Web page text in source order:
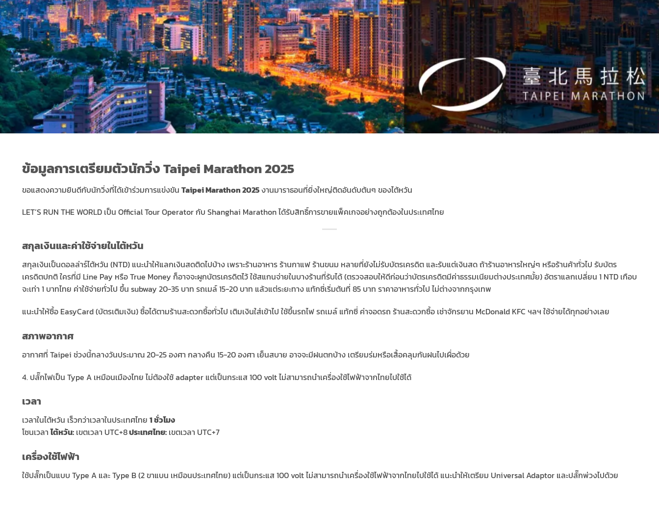
ข้อมูลการเตรียมตัวนักวิ่ง Taipei Marathon 2025
ขอแสดงความยินดีกับนักวิ่งที่ได้เข้าร่วมการแข่งขัน Taipei Marathon 2025งานมาราธอนที่ยิ่งใหญ่ติดอันดับต้นๆ ของไต้หวัน
LET’S RUN THE WORLD เป็น Official Tour Operator กับ Shanghai Marathon ได้รับสิทธิ์การขายแพ็คเกจอย่างถูกต้องในประเทศไทย
สกุลเงินและค่าใช้จ่ายในไต้หวัน
สกุลเงินเป็นดอลล่าร์ไต้หวัน (NTD) แนะนำให้แลกเงินสดติดไปบ้าง เพราะร้านอาหาร ร้านกาแฟ ร้านขนม หลายที่ยังไม่รับบัตรเครดิต และรับแต่เงินสด ถ้าร้านอาหารใหญ่ๆ หรือร้านค้าทั่วไป รับบัตร
เครดิตปกติ ใครที่มี Line Pay หรือ True Money ก็อาจจะผูกบัตรเครดิตไว้ ใช้สแกนจ่ายในบางร้านที่รับได้ (ตรวจสอบให้ดีก่อนว่าบัตรเครดิตมีค่าธรรมเนียมต่างประเทศมั้ย) อัตราแลกเปลี่ยน 1 NTD เกือบ
จะเท่า 1 บาทไทย ค่าใช้จ่ายทั่วไป ขึ้น subway 20-35 บาท รถเมล์ 15-20 บาท แล้วแต่ระยะทาง แท้กซี่เริ่มต้นที่ 85 บาท ราคาอาหารทั่วไป ไม่ต่างจากกรุงเทพ
แนะนำให้ซื้อ EasyCard (บัตรเติมเงิน) ซื้อได้ตามร้านสะดวกซื้อทั่วไป เติมเงินใส่เข้าไป ใช้ขึ้นรถไฟ รถเมล์ แท้กซี่ ค่าจอดรถ ร้านสะดวกซื้อ เช่าจักรยาน McDonald KFC ฯลฯ ใช้จ่ายได้ทุกอย่างเลย
สภาพอากาศ
อากาศที่ Taipei ช่วงนี้กลางวันประมาณ 20-25 องศา กลางคืน 15-20 องศา เย็นสบาย อาจจะมีฝนตกบ้าง เตรียมร่มหรือเสื้อคลุมกันฝนไปเผื่อด้วย
4. ปลั๊กไฟเป็น Type A เหมือนเมืองไทย ไม่ต้องใช้ adapter แต่เป็นกระแส 100 volt ไม่สามารถนำเครื่องใช้ไฟฟ้าจากไทยไปใช้ได้
เวลา
เวลาในไต้หวัน เร็วกว่าเวลาในประเทศไทย 1 ชั่วโมง
โซนเวลาไต้หวัน: เขตเวลา UTC+8ประเทศไทย: เขตเวลา UTC+7
เครื่องใช้ไฟฟ้า
ใช้ปลั๊กเป็นแบบ Type A และ Type B (2 ขาแบน เหมือนประเทศไทย) แต่เป็นกระแส 100 volt ไม่สามารถนำเครื่องใช้ไฟฟ้าจากไทยไปใช้ได้ แนะนำให้เตรียม Universal Adaptor และปลั๊กพ่วงไปด้วย